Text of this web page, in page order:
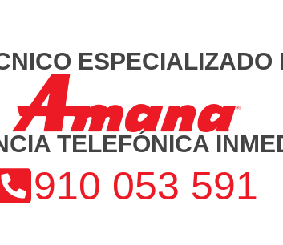
ESPECIALIZADO
TELEFÓNICA
910 053 591